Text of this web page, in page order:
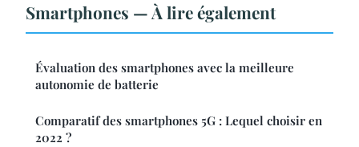
Smartphones — À lire également
Évaluation des smartphones avec la meilleure
autonomie de batterie
Comparatif des smartphones 5G : Lequel choisir en
2022 ?